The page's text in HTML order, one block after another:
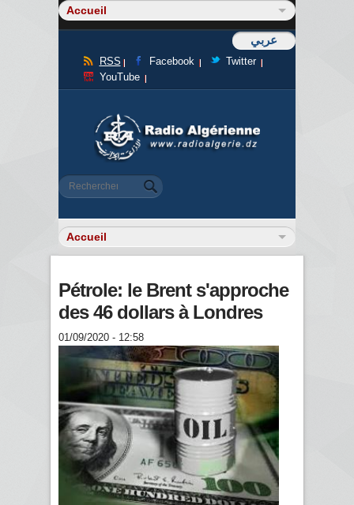
عربي
RSS Facebook
Twitter
YouTube
Formulaire de recherche
Rechercher
Pétrole: le Brent s'approche
des 46 dollars à Londres
01/09/2020 - 12:58